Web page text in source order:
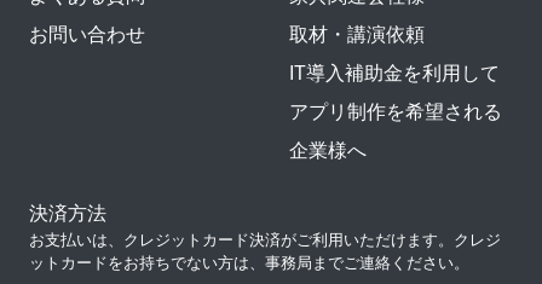
お問い合わせ
取材・講演依頼
IT導入補助金を利用して
アプリ制作を希望される
企業様へ
決済方法
お支払いは、クレジットカード決済がご利用いただけます。クレジ
ットカードをお持ちでない方は、事務局までご連絡ください。